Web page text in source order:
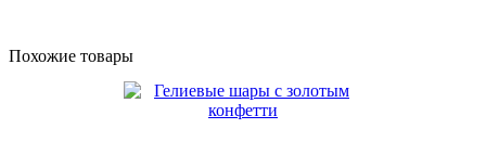
Похожие товары